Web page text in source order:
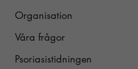
Organisation
Valberedningen
Medicinska och vetenskapliga
Våra frågor
Remissvar och yttranden
Psoriasistidningen